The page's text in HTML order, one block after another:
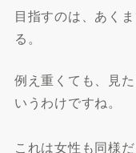
目指すのは、あく
る。
例え重くても、見
いうわけですね。
これは女性も同様